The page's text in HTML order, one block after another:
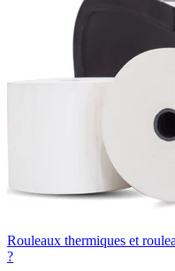
Rouleaux thermiques et
?